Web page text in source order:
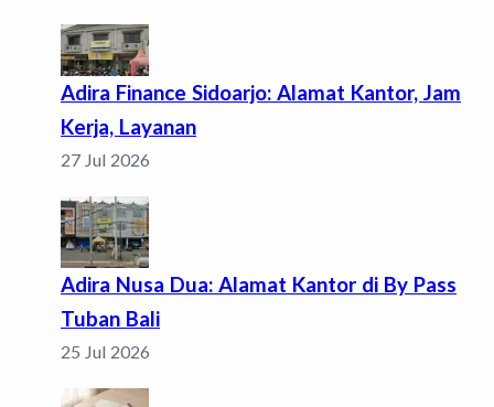
Adira Finance Sidoarjo: Alamat Kantor, Jam
Kerja, Layanan
27 Jul 2026
Adira Nusa Dua: Alamat Kantor di By Pass
Tuban Bali
25 Jul 2026